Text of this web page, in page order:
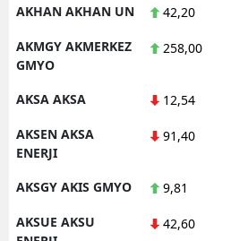
AKHAN AKHAN UN 42,20
AKMGY AKMERKEZ
GMYO
258,00
AKSA AKSA 12,54
AKSEN AKSA
ENERJI
91,40
AKSGY AKIS GMYO 9,81
AKSUE AKSU
42,60